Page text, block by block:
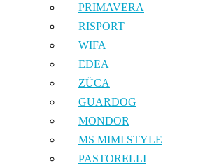
PRIMAVERA
RISPORT
WIFA
EDEA
ZÜCA
GUARDOG
MONDOR
MS MIMI STYLE
PASTORELLI